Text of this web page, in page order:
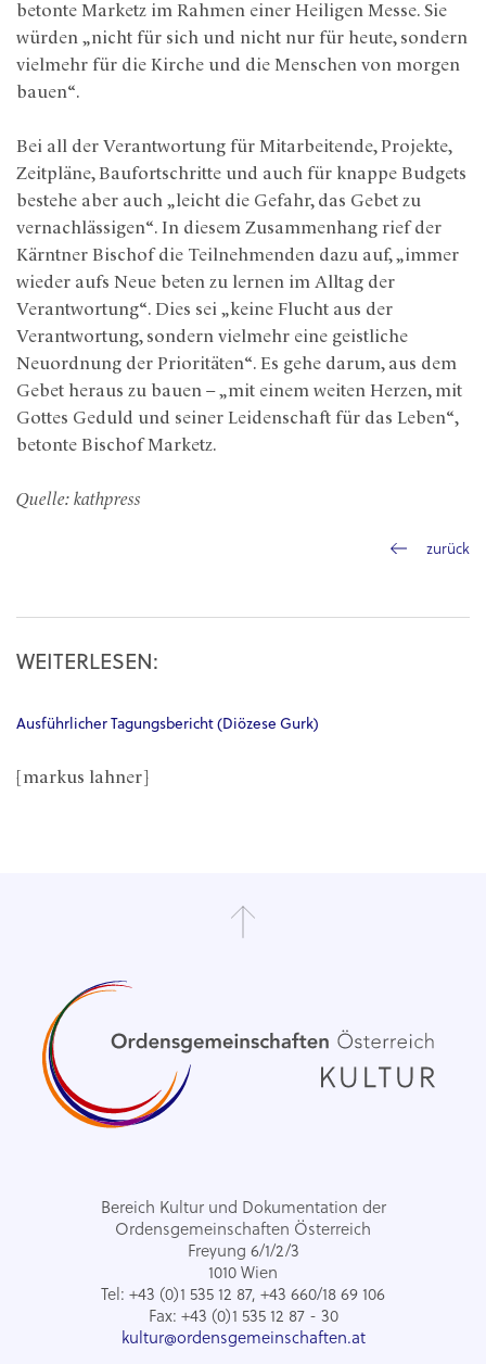
betonte Marketz im Rahmen einer Heiligen Messe. Sie
würden „nicht für sich und nicht nur für heute, sondern
vielmehr für die Kirche und die Menschen von morgen
bauen“.
Bei all der Verantwortung für Mitarbeitende, Projekte,
Zeitpläne, Baufortschritte und auch für knappe Budgets
bestehe aber auch „leicht die Gefahr, das Gebet zu
vernachlässigen“. In diesem Zusammenhang rief der
Kärntner Bischof die Teilnehmenden dazu auf, „immer
wieder aufs Neue beten zu lernen im Alltag der
Verantwortung“. Dies sei „keine Flucht aus der
Verantwortung, sondern vielmehr eine geistliche
Neuordnung der Prioritäten“. Es gehe darum, aus dem
Gebet heraus zu bauen – „mit einem weiten Herzen, mit
Gottes Geduld und seiner Leidenschaft für das Leben“,
betonte Bischof Marketz.
Quelle: kathpress
zurück
WEITERLESEN:
Ausführlicher Tagungsbericht (Diözese Gurk)
[markus lahner]
Bereich Kultur und Dokumentation der
Ordensgemeinschaften Österreich
Freyung 6/1/2/3
1010 Wien
Tel: +43 (0)1 535 12 87, +43 660/18 69 106
Fax: +43 (0)1 535 12 87 - 30
kultur@ordensgemeinschaften.at